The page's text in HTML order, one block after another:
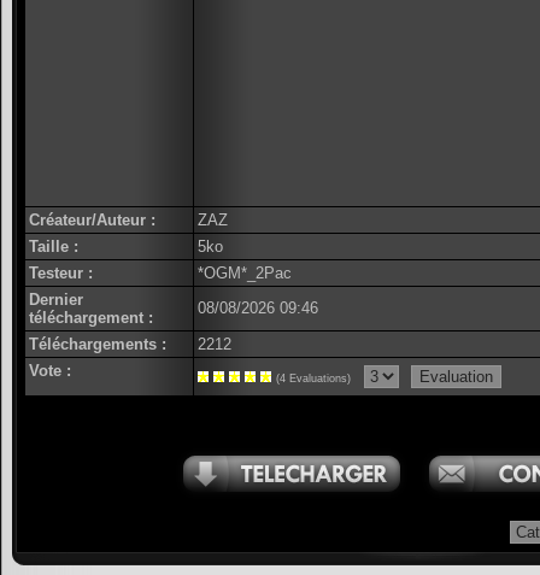
Créateur/Auteur :
ZAZ
Taille :
5ko
Testeur :
*OGM*_2Pac
Dernier
téléchargement :
08/08/2026 09:46
Téléchargements :
2212
Vote :
(4 Evaluations)